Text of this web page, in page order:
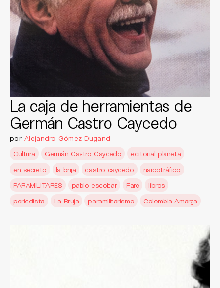
La caja de herramientas de
Germán Castro Caycedo
porAlejandro Gómez Dugand
Cultura
Germán Castro Caycedo
editorial planeta
en secreto
la brija castro caycedo
narcotráfico
PARAMILITARES
pablo escobar Farc
libros
periodista
La Bruja paramilitarismo Colombia Amarga